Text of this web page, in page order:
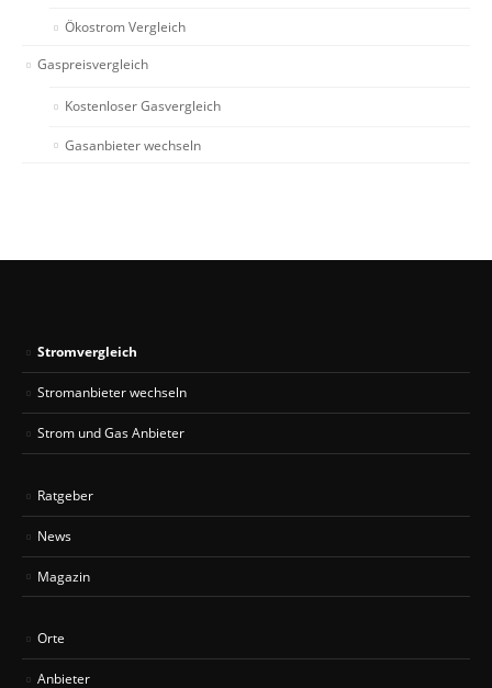
Ökostrom Vergleich
Gaspreisvergleich
Kostenloser Gasvergleich
Gasanbieter wechseln
Stromvergleich
Stromanbieter wechseln
Strom und Gas Anbieter
Ratgeber
News
Magazin
Orte
Anbieter